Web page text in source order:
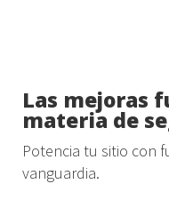
Las mejoras
materia de
Potencia tu sitio con
vanguardia.